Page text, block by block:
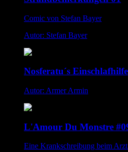
Comic von Stefan Bayer
Autor: Stefan Bayer
Nosferatu´s Einschlafhilfe
Autor: Armer Armin
L'Amour Du Monstre
Eine Krankschreibung beim